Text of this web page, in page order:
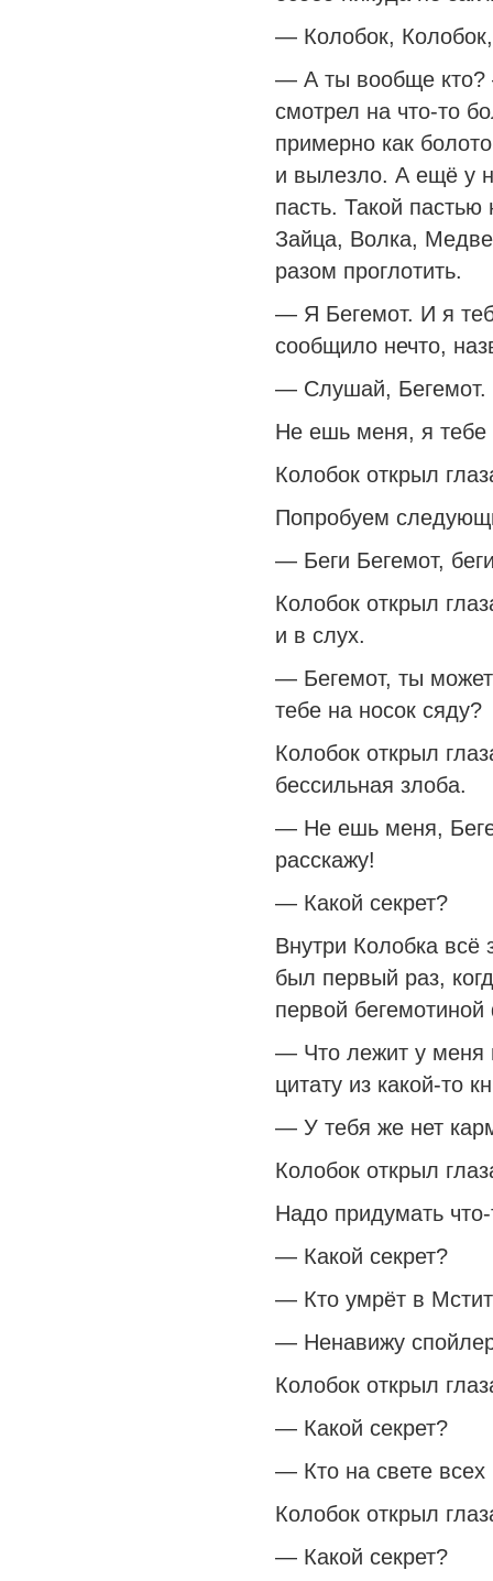
— Колобок,
— А ты вообще
смотрел на что-то
примерно как
и вылезло. А ещё у
пасть. Такой пастью
Зайца, Волка,
разом проглотить.
— Я Бегемот. И я
сообщило нечто,
— Слушай, Бегемот.
Не ешь меня, я тебе
Колобок открыл
Попробуем
— Беги Бегемот,
Колобок открыл
и в слух.
— Бегемот, ты
тебе на носок сяду?
Колобок открыл
бессильная злоба.
— Не ешь меня,
расскажу!
— Какой секрет?
Внутри Колобка всё
был первый раз,
первой
— Что лежит у меня
цитату из какой-то
— У тебя же нет
Колобок открыл
Надо придумать
— Какой секрет?
— Кто умрёт в
— Ненавижу
Колобок открыл
— Какой секрет?
— Кто на свете
Колобок открыл
— Какой секрет?